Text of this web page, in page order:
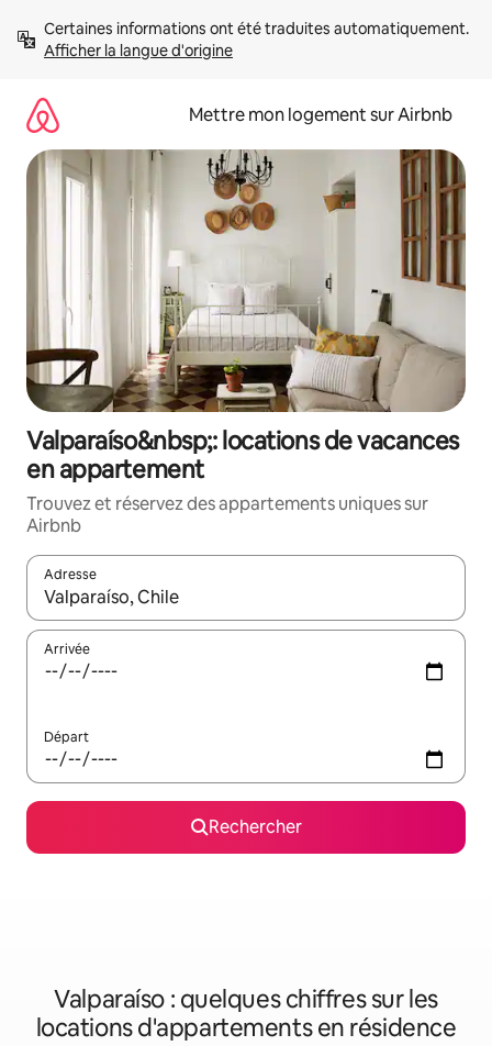
directement
Afficher la langue d'origine
Mettre mon logement sur Airbnb
Valparaíso&nbsp;: locations de vacances
en appartement
Trouvez et réservez des appartements uniques sur
Airbnb
Adresse
Lorsque les résultats s'affichent, utilisez les flèches vers le
Arrivée
Départ
Rechercher
Valparaíso : quelques chiffres sur les
locations d'appartements en résidence